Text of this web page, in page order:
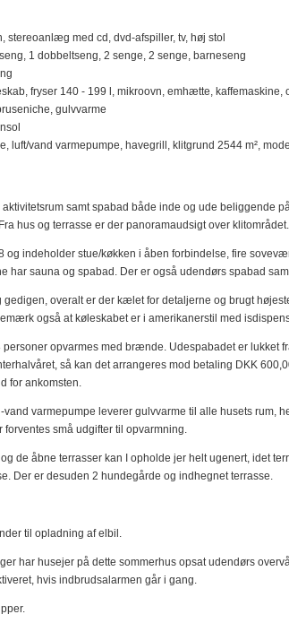
stereoanlæg med cd, dvd-afspiller, tv, høj stol
1 dobbeltseng, 2 senge, 2 senge, barneseng
fryser 140 - 199 l, mikroovn, emhætte, kaffemaskine,
gulvvarme
luft/vand varmepumpe, havegrill, klitgrund 2544 m²,
samt spabad både inde og ude beliggende
hus og terrasse er der panoramaudsigt over klitområdet.
og indeholder stue/køkken i åben forbindelse, fire
har sauna og spabad. Der er også udendørs spabad
gedigen, overalt er der kælet for detaljerne og brugt
også at køleskabet er i amerikanerstil med
opvarmes med brænde. Udespabadet er lukket
så kan det arrangeres mod betaling DKK
for ankomsten.
vand varmepumpe leverer gulvvarme til alle husets rum,
forventes små udgifter til opvarmning.
de åbne terrasser kan I opholde jer helt ugenert, idet
Der er desuden 2 hundegårde og indhegnet terrasse.
til opladning af elbil.
har husejer på dette sommerhus opsat udendørs
hvis indbrudsalarmen går i gang.